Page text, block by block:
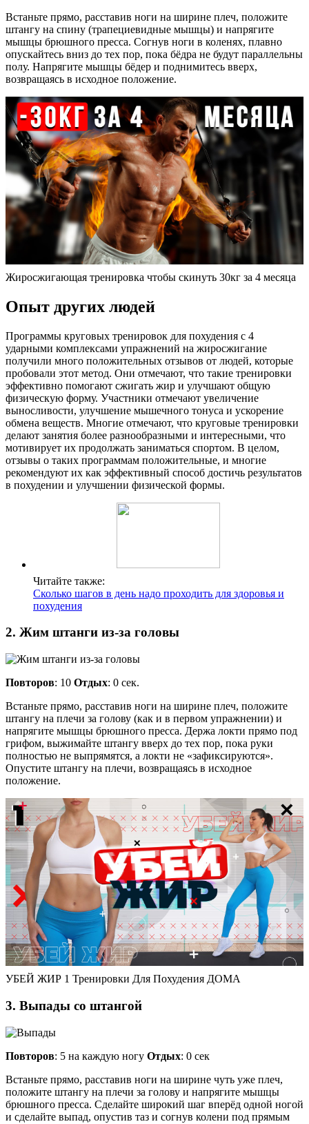
Встаньте прямо, расставив ноги на ширине плеч, положите
штангу на спину (трапециевидные мышцы) и напрягите
мышцы брюшного пресса. Согнув ноги в коленях, плавно
опускайтесь вниз до тех пор, пока бёдра не будут параллельны
полу. Напрягите мышцы бёдер и поднимитесь вверх,
возвращаясь в исходное положение.
Жиросжигающая тренировка чтобы скинуть 30кг за 4 месяца
Опыт других людей
Программы круговых тренировок для похудения с 4
ударными комплексами упражнений на жиросжигание
получили много положительных отзывов от людей, которые
пробовали этот метод. Они отмечают, что такие тренировки
эффективно помогают сжигать жир и улучшают общую
физическую форму. Участники отмечают увеличение
выносливости, улучшение мышечного тонуса и ускорение
обмена веществ. Многие отмечают, что круговые тренировки
делают занятия более разнообразными и интересными, что
мотивирует их продолжать заниматься спортом. В целом,
отзывы о таких программам положительные, и многие
рекомендуют их как эффективный способ достичь результатов
в похудении и улучшении физической формы.
Читайте также:
Сколько шагов в день надо проходить для здоровья и
похудения
2. Жим штанги из-за головы
Повторов: 10 Отдых: 0 сек.
Встаньте прямо, расставив ноги на ширине плеч, положите
штангу на плечи за голову (как и в первом упражнении) и
напрягите мышцы брюшного пресса. Держа локти прямо под
грифом, выжимайте штангу вверх до тех пор, пока руки
полностью не выпрямятся, а локти не «зафиксируются».
Опустите штангу на плечи, возвращаясь в исходное
положение.
УБЕЙ ЖИР 1 Тренировки Для Похудения ДОМА
3. Выпады со штангой
Повторов: 5 на каждую ногу Отдых: 0 сек
Встаньте прямо, расставив ноги на ширине чуть уже плеч,
положите штангу на плечи за голову и напрягите мышцы
брюшного пресса. Сделайте широкий шаг вперёд одной ногой
и сделайте выпад, опустив таз и согнув колени под прямым